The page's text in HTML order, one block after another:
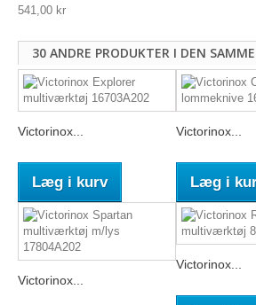
541,00 kr
30 ANDRE PRODUKTER I DEN
Victorinox...
Læg i kurv
Victorinox...
Læg i
Victorinox...
Victorinox...